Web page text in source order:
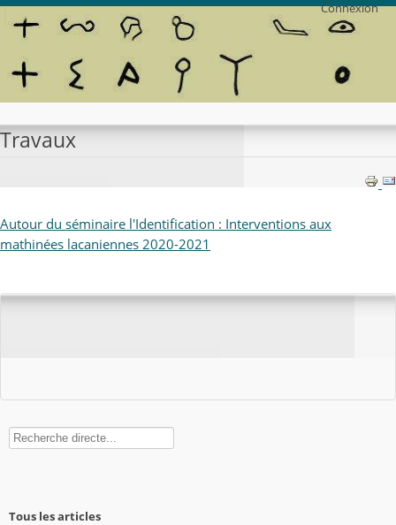
Connexion
Rechercher
Tous les articles
Travaux
Autour du séminaire l'Identification : Interventions aux
mathinées lacaniennes 2020-2021